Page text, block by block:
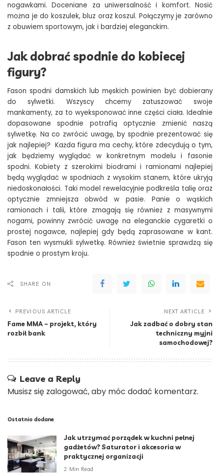
nogawkami. Doceniane za uniwersalność i komfort. Nosić
można je do koszulek, bluz oraz koszul. Połączymy je zarówno
z obuwiem sportowym, jak i bardziej eleganckim.
Jak dobrać spodnie do kobiecej
figury?
Fason spodni damskich lub męskich powinien być dobierany
do sylwetki. Wszyscy chcemy zatuszować swoje
mankamenty, za to wyeksponować inne części ciała. Idealnie
dopasowane spodnie potrafią optycznie zmienić naszą
sylwetkę. Na co zwrócić uwagę, by spodnie prezentować się
jak najlepiej? Każda figura ma cechy, które zdecydują o tym,
jak będziemy wyglądać w konkretnym modelu i fasonie
spodni. Kobiety z szerokimi biodrami i ramionami najlepiej
będą wyglądać w spodniach z wysokim stanem, które ukryją
niedoskonałości. Taki model rewelacyjnie podkreśla talię oraz
optycznie zmniejsza obwód w pasie. Panie o wąskich
ramionach i talii, które zmagają się również z masywnymi
nogami, powinny zwrócić uwagę na eleganckie cygaretki o
prostej nogawce, najlepiej gdy będą zaprasowane w kant.
Fason ten wysmukli sylwetkę. Również świetnie sprawdzą się
spodnie o prostym kroju.
SHARE ON
PREVIOUS ARTICLE
Fame MMA – projekt, który
rozbił bank
NEXT ARTICLE
Jak zadbać o dobry stan
techniczny myjni
samochodowej?
Leave a Reply
Musisz się zalogować, aby móc dodać komentarz.
Ostatnio dodane
Jak utrzymać porządek w kuchni pełnej
gadżetów? Saturator i akcesoria w
praktycznej organizacji
2 Min Read